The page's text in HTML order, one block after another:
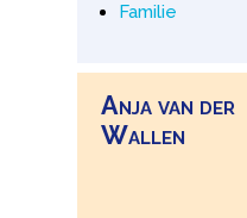
Familie
Anja van der
Wallen